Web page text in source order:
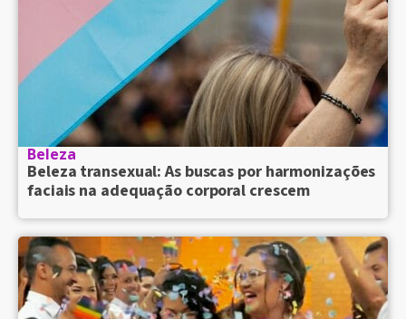
Beleza
Beleza transexual: As buscas por harmonizações
faciais na adequação corporal crescem